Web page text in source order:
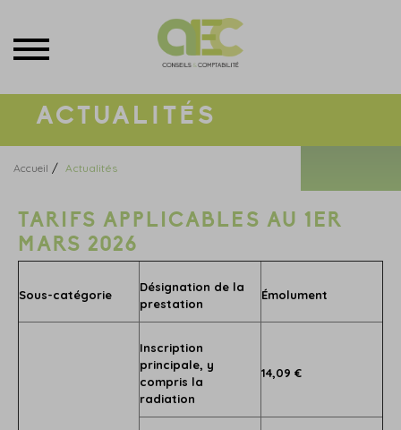
ACTUALITÉS
Accueil / Actualités
TARIFS APPLICABLES AU 1ER
MARS 2026
Sous-catégorie
Désignation de la
prestation
Émolument
Inscription
principale, y
compris la
radiation
14,09 €